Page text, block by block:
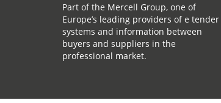
Part of the Mercell Group, one of
Europe’s leading providers of e tender
systems and information between
buyers and suppliers in the
professional market.